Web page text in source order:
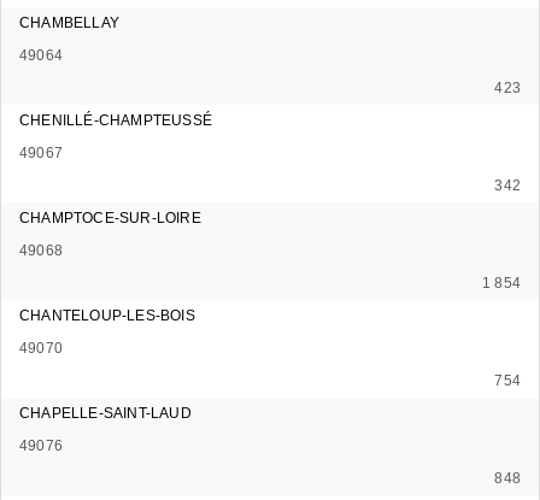
CHAMBELLAY
49064
423
CHENILLÉ-CHAMPTEUSSÉ
49067
342
CHAMPTOCE-SUR-LOIRE
49068
1 854
CHANTELOUP-LES-BOIS
49070
754
CHAPELLE-SAINT-LAUD
49076
848